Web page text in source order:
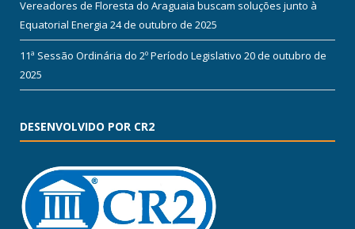
Vereadores de Floresta do Araguaia buscam soluções junto à
Equatorial Energia 24 de outubro de 2025
11ª Sessão Ordinária do 2º Período Legislativo 20 de outubro de
2025
DESENVOLVIDO POR CR2